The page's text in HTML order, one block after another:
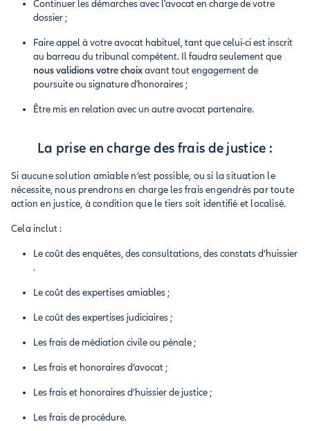
Continuer les démarches avec l'avocat en charge de votre
dossier ;
Faire appel à votre avocat habituel, tant que celui-ci est inscrit
au barreau du tribunal compétent. Il faudra seulement que
nous validions votre choixavant tout engagement de
poursuite ou signature d'honoraires ;
Être mis en relation avec un autre avocat partenaire.
La prise en charge des frais de justice :
Si aucune solution amiable n’est possible, ou si la situation le
nécessite, nous prendrons en charge les frais engendrés par toute
action en justice, à condition que le tiers soit identifié et localisé.
Cela inclut :
Le coût des enquêtes, des consultations, des constats d’huissier
.
Le coût des expertises amiables ;
Le coût des expertises judiciaires ;
Les frais de médiation civile ou pénale ;
Les frais et honoraires d’avocat ;
Les frais et honoraires d’huissier de justice ;
Les frais de procédure.